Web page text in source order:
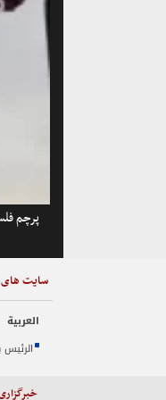
پرچم
سایت
العربیة